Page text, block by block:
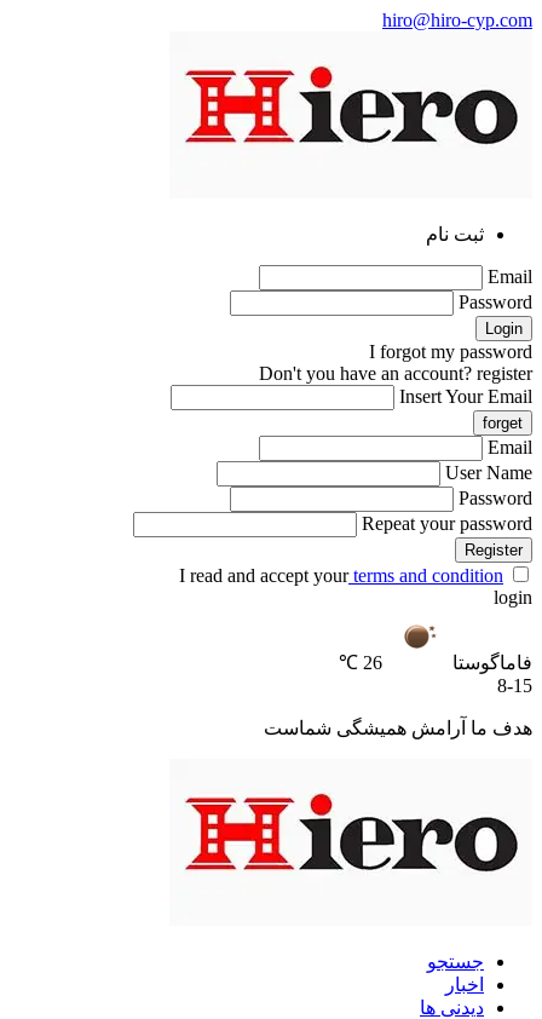
hiro@hiro-cyp.com
ثبت نام
Email
Password
I forgot my password
Don't you have an account? register
Insert Your Email
Email
User Name
Password
Repeat your password
Register
I read and accept yourterms and condition
login
فاماگوستا
26 ℃
8-15
هدف ما آرامش همیشگی شماست
جستجو
اخبار
دیدنی ها